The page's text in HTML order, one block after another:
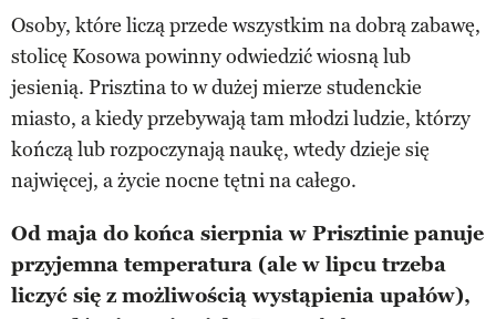
Osoby, które liczą przede wszystkim na dobrą zabawę,
stolicę Kosowa powinny odwiedzić wiosną lub
jesienią. Prisztina to w dużej mierze studenckie
miasto, a kiedy przebywają tam młodzi ludzie, którzy
kończą lub rozpoczynają naukę, wtedy dzieje się
najwięcej, a życie nocne tętni na całego.
Od maja do końca sierpnia w Prisztinie panuje
przyjemna temperatura (ale w lipcu trzeba
liczyć się z możliwością wystąpienia upałów),